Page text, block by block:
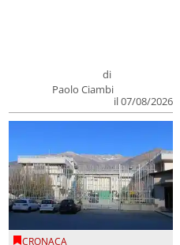
di
Paolo Ciambi
il 07/08/2026
CRONACA